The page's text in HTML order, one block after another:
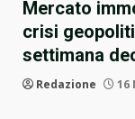
Mercato
crisi
settimana
Redazione 16